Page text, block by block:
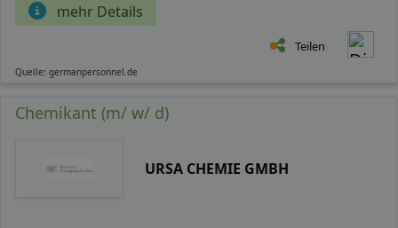
mehr Details
Teilen
Quelle: germanpersonnel.de
Chemikant (m/ w/ d)
URSA CHEMIE GMBH